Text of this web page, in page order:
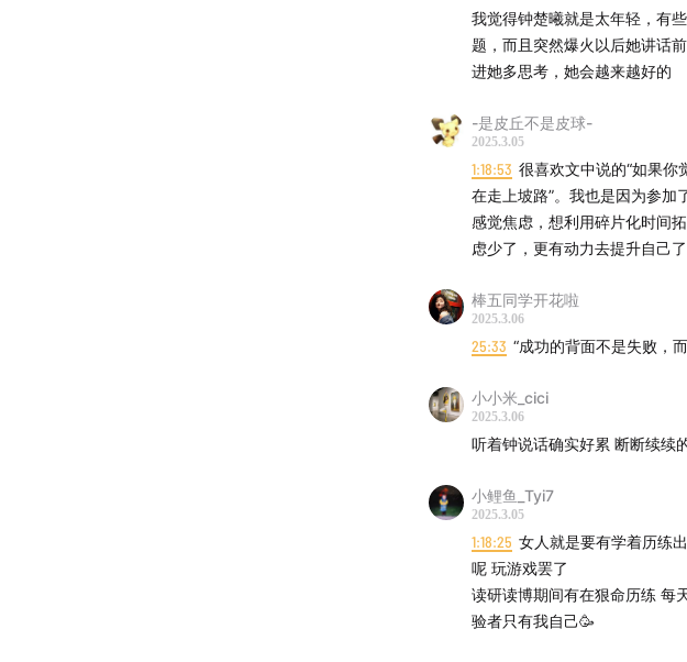
我上节目的经历
《荞麦疯长》是钟楚曦的一
53:40 《好东西》之后，钟楚曦还
01:02:53聊聊《好东西》里的台
01:12:33 希望新的一年有什么新的
01:15:25 再聊聊“没关系，每一步
我觉得钟楚曦就是太年轻，有
题，而且突然爆火以后她讲话
进她多思考，她会越来越好的
-是皮丘不是皮球-
2025.3.05
1:18:53 很喜欢文中说的“如果你
在走上坡路”。我也是因为参加
感觉焦虑，想利用碎片化时间
虑少了，更有动力去提升自己了
棒五同学开花啦
2025.3.06
25:33 “成功的背面不是失败，
小小米_cici
2025.3.06
听着钟说话确实好累 断断续续
小鲤鱼_Tyi7
2025.3.05
1:18:25 女人就是要有学着历练
呢 玩游戏罢了
读研读博期间有在狠命历练 每
验者只有我自己🥳